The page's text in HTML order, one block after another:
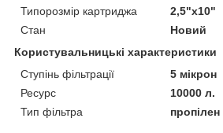
Типорозмір картриджа
2,5"х10"
Стан
Новий
Користувальницькі характеристики
Ступінь фільтрації
5 мікрон
Ресурс
10000 л.
Тип фільтра
пропілен